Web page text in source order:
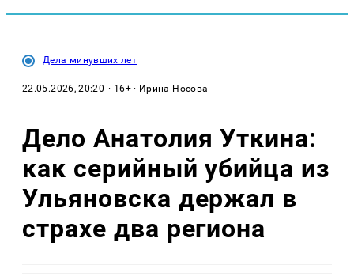
Дела минувших лет
22.05.2026, 20:20 · 16+ · Ирина Носова
Дело Анатолия Уткина:
как серийный убийца из
Ульяновска держал в
страхе два региона